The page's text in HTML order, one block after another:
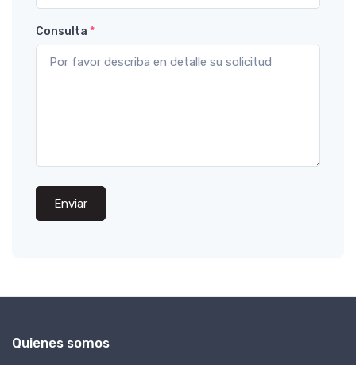
Consulta *
Enviar
Quienes somos